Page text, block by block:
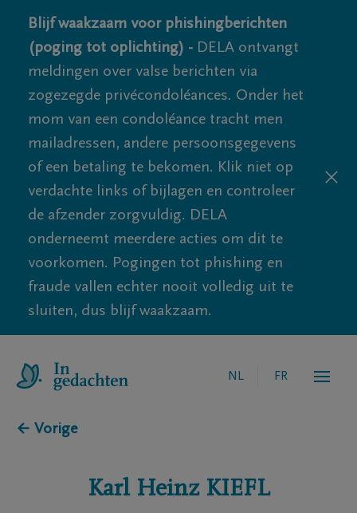
Blijf waakzaam voor phishingberichten
(poging tot oplichting) - DELA ontvangt
meldingen over valse berichten via
zogezegde privécondoléances. Onder het
mom van een condoléance tracht men
mailadressen, andere persoonsgegevens
of een betaling te bekomen. Klik niet op
verdachte links of bijlagen en controleer
de afzender zorgvuldig. DELA
onderneemt meerdere acties om dit te
voorkomen. Pogingen tot phishing en
fraude vallen echter nooit volledig uit te
sluiten, dus blijf waakzaam.
NL FR
← Vorige
Karl Heinz KIEFL